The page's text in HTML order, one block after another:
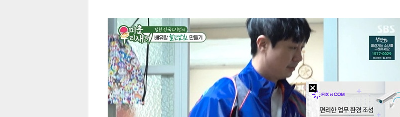
로그 즐겨찾기
많이 본 뉴스 최신 뉴스 스포츠 라이프 포토
만화